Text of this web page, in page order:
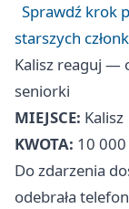
Sprawdź krok
starszych
Kalisz reaguj —
seniorki
MIEJSCE: Kalisz
KWOTA: 10 000
Do zdarzenia
odebrała